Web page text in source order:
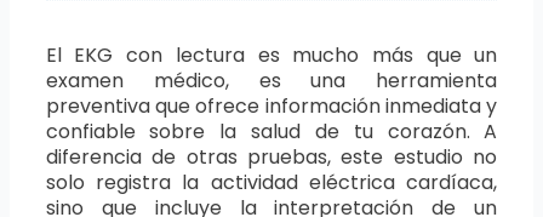
El EKG con lectura es mucho más que un
examen médico, es una herramienta
preventiva que ofrece información inmediata y
confiable sobre la salud de tu corazón. A
diferencia de otras pruebas, este estudio no
solo registra la actividad eléctrica cardíaca,
sino que incluye la interpretación de un